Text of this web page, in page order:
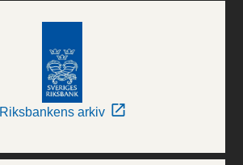
Riksbankens arkiv